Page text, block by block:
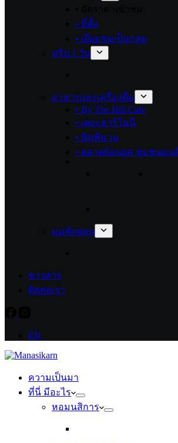
• ที่ตั้ง
• เยี่ยมชมเป็นกลุ่ม
ทริป 1 วัน
อาหารและเครื่องดื่ม
• By The Hill Cafe
• เดอะฮาร์โมนี
• พิมพิมาน
• ตลาดย้อนยุค ชุมชนมน
มุมพักผ่อน
ข่าวสาร
ติดต่อเรา
EN
ความเป็นมา
ที่นี่ มีอะไร
หอมนสิการ